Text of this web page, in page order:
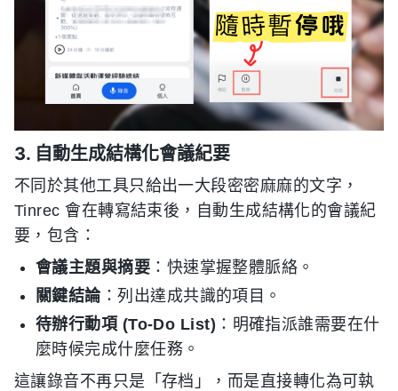
3. 自動生成結構化會議紀要
不同於其他工具只給出一大段密密麻麻的文字，
Tinrec 會在轉寫結束後，自動生成結構化的會議紀
要，包含：
會議主題與摘要 ：快速掌握整體脈絡。
關鍵結論：列出達成共識的項目。
待辦行動項 (To-Do List) ：明確指派誰需要在什
麼時候完成什麼任務。
這讓錄音不再只是「存档」，而是直接轉化為可執